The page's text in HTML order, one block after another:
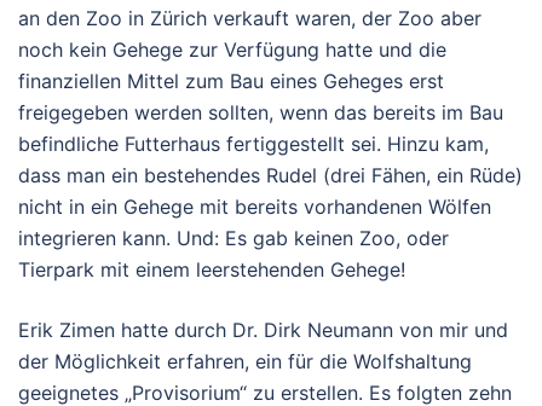
an den Zoo in Zürich verkauft waren, der Zoo aber
noch kein Gehege zur Verfügung hatte und die
finanziellen Mittel zum Bau eines Geheges erst
freigegeben werden sollten, wenn das bereits im Bau
befindliche Futterhaus fertiggestellt sei. Hinzu kam,
dass man ein bestehendes Rudel (drei Fähen, ein Rüde)
nicht in ein Gehege mit bereits vorhandenen Wölfen
integrieren kann. Und: Es gab keinen Zoo, oder
Tierpark mit einem leerstehenden Gehege!
Erik Zimen hatte durch Dr. Dirk Neumann von mir und
der Möglichkeit erfahren, ein für die Wolfshaltung
geeignetes „Provisorium“ zu erstellen. Es folgten zehn